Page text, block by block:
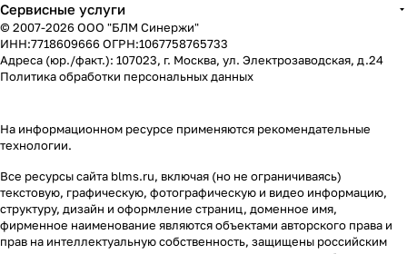
Сервисные услуги
© 2007-2026 ООО "БЛМ Синержи"
ИНН:7718609666 ОГРН:1067758765733
Адреса (юр./факт.): 107023, г. Москва, ул. Электрозаводская, д.24
Политика обработки персональных данных
На информационном ресурсе применяются рекомендательные
технологии.
Все ресурсы сайта blms.ru, включая (но не ограничиваясь)
текстовую, графическую, фотографическую и видео информацию,
структуру, дизайн и оформление страниц, доменное имя,
фирменное наименование являются объектами авторского права и
прав на интеллектуальную собственность, защищены российским